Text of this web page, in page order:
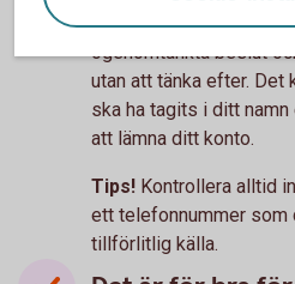
Stress och rädsla är
ogenomtänkta beslut
utan att tänka efter. Det
ska ha tagits i ditt
att lämna ditt konto.
Tips! Kontrollera alltid
ett telefonnummer som
tillförlitlig källa.